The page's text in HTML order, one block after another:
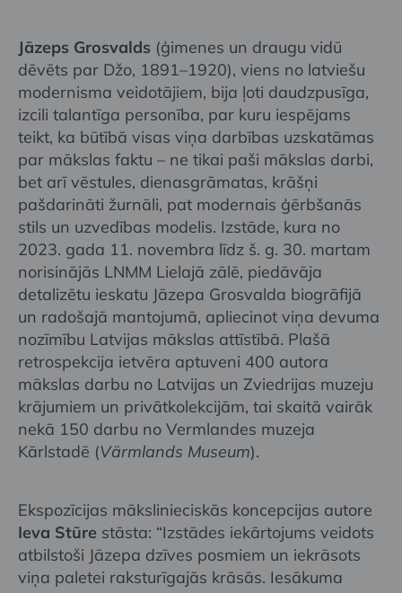
Jāzeps Grosvalds (ģimenes un draugu vidū
dēvēts par Džo, 1891–1920), viens no latviešu
modernisma veidotājiem, bija ļoti daudzpusīga,
izcili talantīga personība, par kuru iespējams
teikt, ka būtībā visas viņa darbības uzskatāmas
par mākslas faktu – ne tikai paši mākslas darbi,
bet arī vēstules, dienasgrāmatas, krāšņi
pašdarināti žurnāli, pat modernais ģērbšanās
stils un uzvedības modelis. Izstāde, kura no
2023. gada 11. novembra līdz š. g. 30. martam
norisinājās LNMM Lielajā zālē, piedāvāja
detalizētu ieskatu Jāzepa Grosvalda biogrāfijā
un radošajā mantojumā, apliecinot viņa devuma
nozīmību Latvijas mākslas attīstībā. Plašā
retrospekcija ietvēra aptuveni 400 autora
mākslas darbu no Latvijas un Zviedrijas muzeju
krājumiem un privātkolekcijām, tai skaitā vairāk
nekā 150 darbu no Vermlandes muzeja
Kārlstadē (Värmlands Museum).
Ekspozīcijas mākslinieciskās koncepcijas autore
Ieva Stūre stāsta: “Izstādes iekārtojums veidots
atbilstoši Jāzepa dzīves posmiem un iekrāsots
viņa paletei raksturīgajās krāsās. Iesākuma